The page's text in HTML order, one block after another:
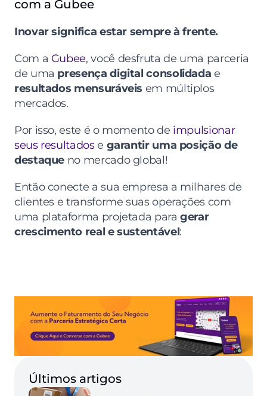
com a Gubee
Inovar significa estar sempre à frente.
Com a Gubee, você desfruta de uma parceria
de uma presença digital consolidada
resultados mensuráveis em múltiplos
mercados.
Por isso, este é o momento de impulsionar
seus resultados e garantir uma posição de
destaque no mercado global!
Então conecte a sua empresa a milhares de
clientes e transforme suas operações com
uma plataforma projetada para gerar
crescimento real e sustentável:
Últimos artigos